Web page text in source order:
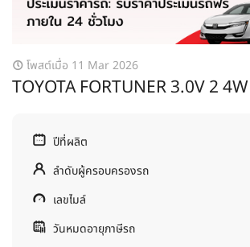
โพสต์เมื่อ 11 Mar 2026
TOYOTA FORTUNER 3.0V 2
ปีที่ผลิต
ลำดับผู้ครอบครองรถ
เลขไมล์
วันหมดอายุภาษีรถ